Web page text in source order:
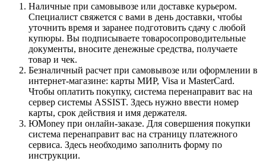
Наличные при самовывозе или доставке курьером.
Специалист свяжется с вами в день доставки, чтобы
уточнить время и заранее подготовить сдачу с любой
купюры. Вы подписываете товаросопроводительные
документы, вносите денежные средства, получаете
товар и чек.
Безналичный расчет при самовывозе или оформлении в
интернет-магазине: карты МИР, Visa и MasterCard.
Чтобы оплатить покупку, система перенаправит вас на
сервер системы ASSIST. Здесь нужно ввести номер
карты, срок действия и имя держателя.
ЮMoney при онлайн-заказе. Для совершения покупки
система перенаправит вас на страницу платежного
сервиса. Здесь необходимо заполнить форму по
инструкции.